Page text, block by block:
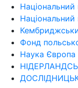
Фонд
Наука Європа